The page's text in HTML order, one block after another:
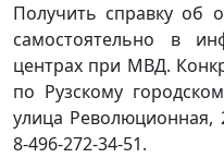
Получить справку об
самостоятельно в
центрах при МВД.
по Рузскому
улица Революционная,
8-496-272-34-51.